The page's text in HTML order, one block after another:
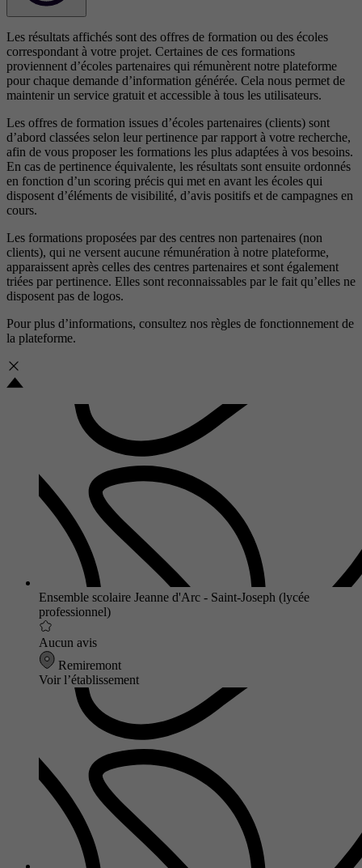
Les résultats affichés sont des offres de formation ou des écoles
correspondant à votre projet. Certaines de ces formations
proviennent d’écoles partenaires qui rémunèrent notre plateforme
pour chaque demande d’information générée. Cela nous permet de
maintenir un service gratuit et accessible à tous les utilisateurs.
Les offres de formation issues d’écoles partenaires (clients) sont
d’abord classées selon leur pertinence par rapport à votre recherche,
afin de vous proposer les formations les plus adaptées à vos besoins.
En cas de pertinence équivalente, les résultats sont ensuite ordonnés
en fonction d’un scoring précis qui met en avant les écoles qui
disposent d’éléments de visibilité, d’avis positifs et de campagnes en
cours.
Les formations proposées par des centres non partenaires (non
clients), qui ne versent aucune rémunération à notre plateforme,
apparaissent après celles des centres partenaires et sont également
triées par pertinence. Elles sont reconnaissables par le fait qu’elles ne
disposent pas de logos.
Pour plus d’informations, consultez nos règles de fonctionnement de
la plateforme.
Ensemble scolaire Jeanne d'Arc - Saint-Joseph (lycée
professionnel)
Aucun avis
Remiremont
Voir l’établissement